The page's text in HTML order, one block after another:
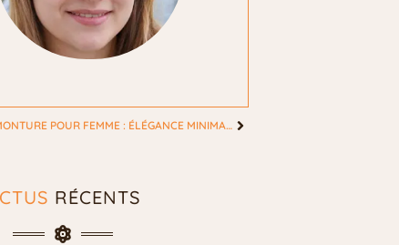
LUNETTES SANS MONTURE POUR FEMME : ÉLÉGANCE MINIMALISTE OU PIÈGE À ÉVITER ?
RÉCENTS